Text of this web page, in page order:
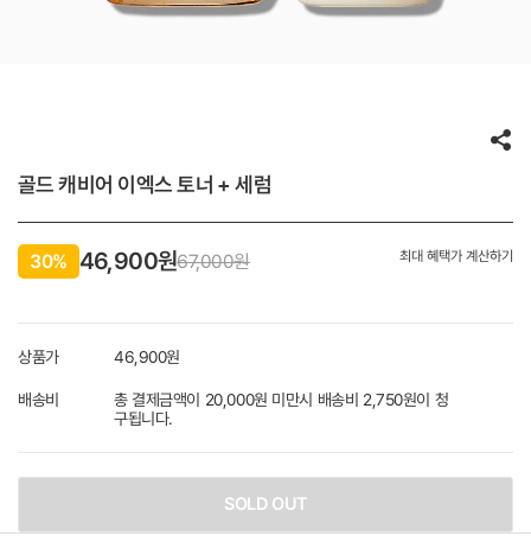
골드 캐비어 이엑스 토너 + 세럼
최대 혜택가 계산하기
30% 46,900원67,000원
상품가 46,900원
배송비
총 결제금액이 20,000원 미만시 배송비 2,750원이 청
구됩니다.
SOLD OUT